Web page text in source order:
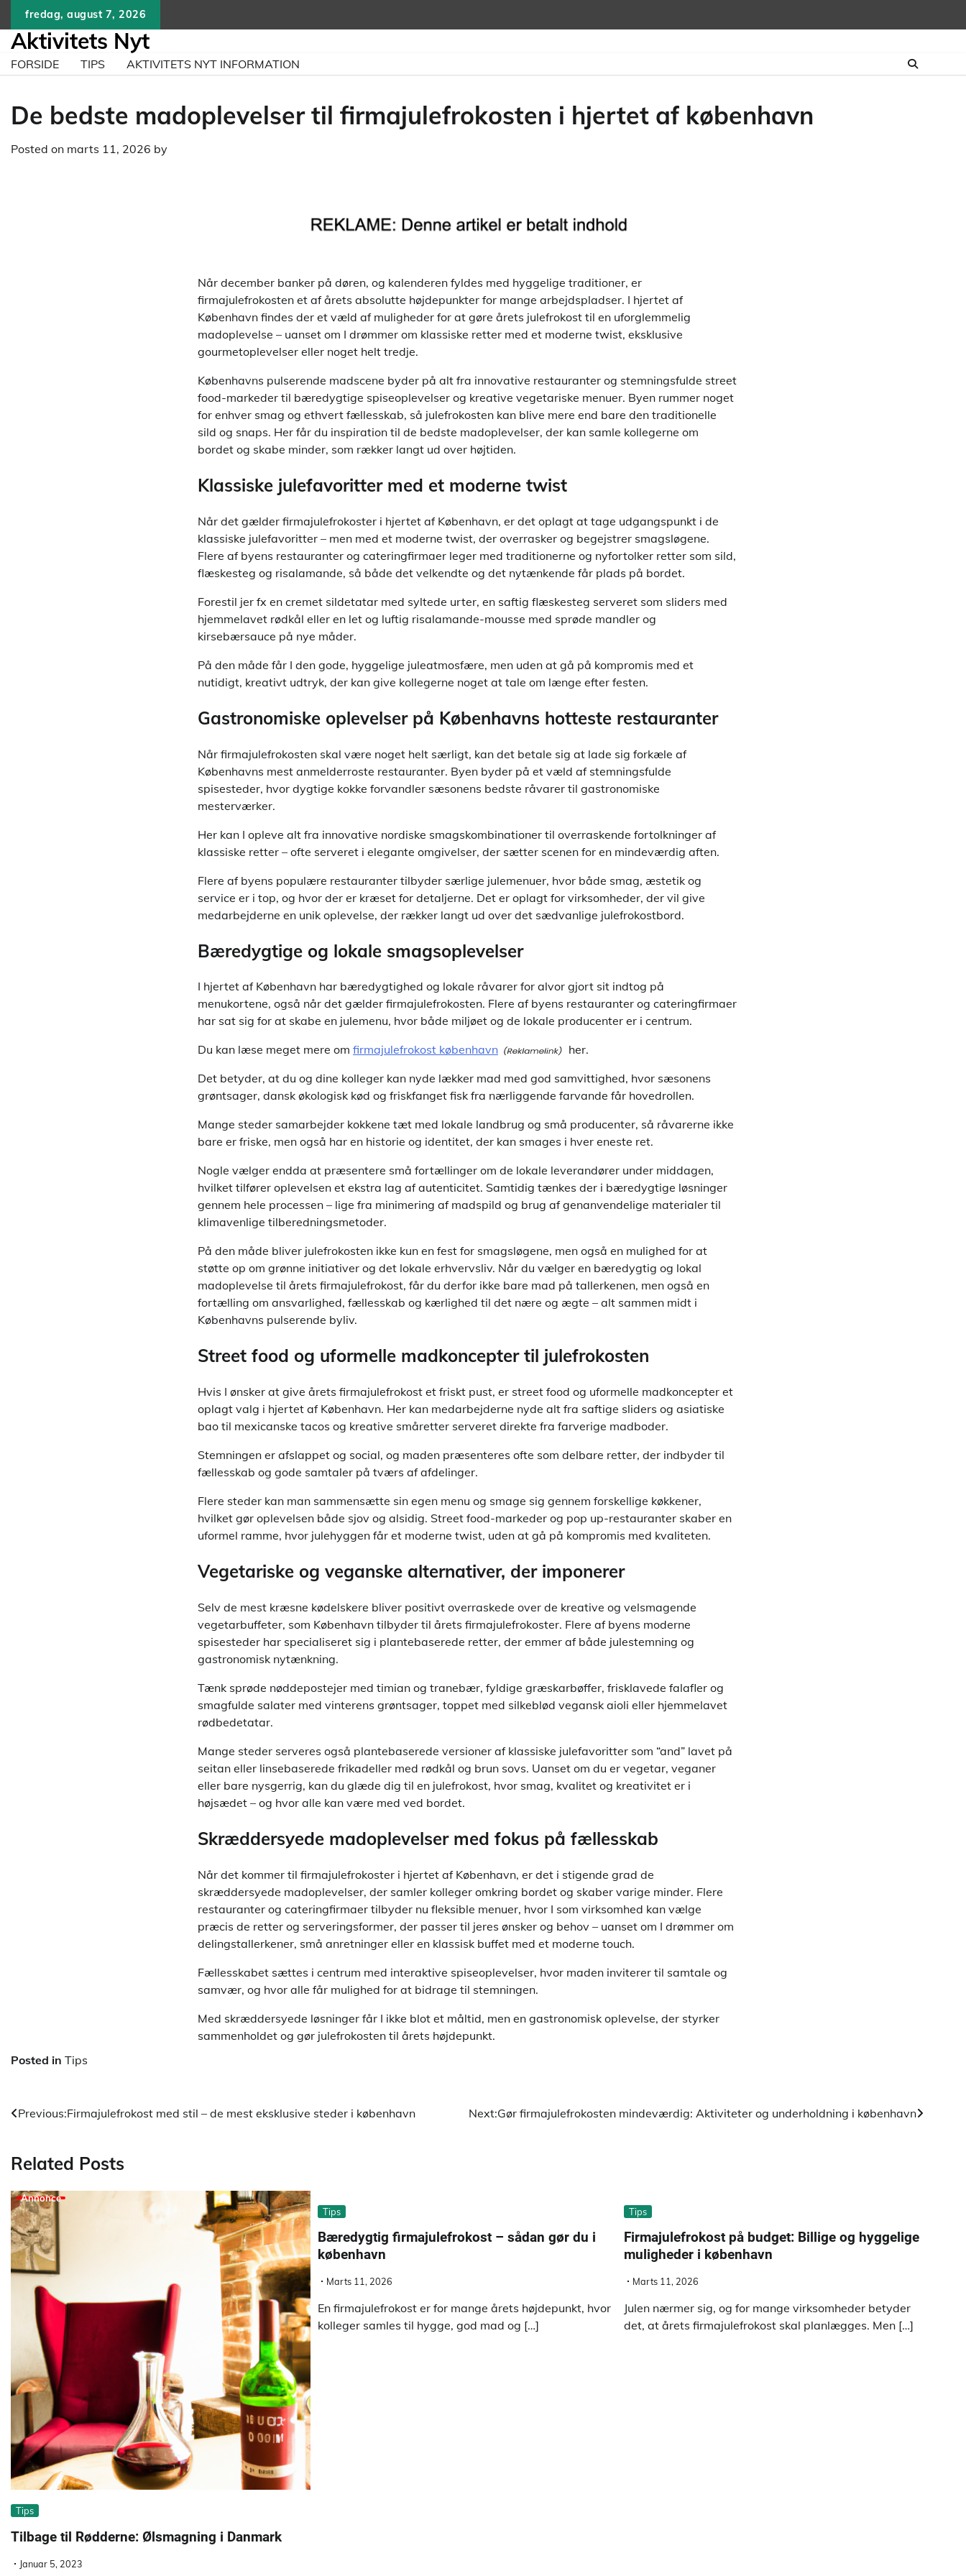
content
fredag, august 7, 2026
Aktivitets Nyt
FORSIDE TIPS AKTIVITETS NYT INFORMATION
De bedste madoplevelser til firmajulefrokosten i hjertet af københavn
Posted on marts 11, 2026 by
Når december banker på døren, og kalenderen fyldes med hyggelige traditioner, er
firmajulefrokosten et af årets absolutte højdepunkter for mange arbejdspladser. I hjertet af
København findes der et væld af muligheder for at gøre årets julefrokost til en uforglemmelig
madoplevelse – uanset om I drømmer om klassiske retter med et moderne twist, eksklusive
gourmetoplevelser eller noget helt tredje.
Københavns pulserende madscene byder på alt fra innovative restauranter og stemningsfulde street
food-markeder til bæredygtige spiseoplevelser og kreative vegetariske menuer. Byen rummer noget
for enhver smag og ethvert fællesskab, så julefrokosten kan blive mere end bare den traditionelle
sild og snaps. Her får du inspiration til de bedste madoplevelser, der kan samle kollegerne om
bordet og skabe minder, som rækker langt ud over højtiden.
Klassiske julefavoritter med et moderne twist
Når det gælder firmajulefrokoster i hjertet af København, er det oplagt at tage udgangspunkt i de
klassiske julefavoritter – men med et moderne twist, der overrasker og begejstrer smagsløgene.
Flere af byens restauranter og cateringfirmaer leger med traditionerne og nyfortolker retter som sild,
flæskesteg og risalamande, så både det velkendte og det nytænkende får plads på bordet.
Forestil jer fx en cremet sildetatar med syltede urter, en saftig flæskesteg serveret som sliders med
hjemmelavet rødkål eller en let og luftig risalamande-mousse med sprøde mandler og
kirsebærsauce på nye måder.
På den måde får I den gode, hyggelige juleatmosfære, men uden at gå på kompromis med et
nutidigt, kreativt udtryk, der kan give kollegerne noget at tale om længe efter festen.
Gastronomiske oplevelser på Københavns hotteste restauranter
Når firmajulefrokosten skal være noget helt særligt, kan det betale sig at lade sig forkæle af
Københavns mest anmelderroste restauranter. Byen byder på et væld af stemningsfulde
spisesteder, hvor dygtige kokke forvandler sæsonens bedste råvarer til gastronomiske
mesterværker.
Her kan I opleve alt fra innovative nordiske smagskombinationer til overraskende fortolkninger af
klassiske retter – ofte serveret i elegante omgivelser, der sætter scenen for en mindeværdig aften.
Flere af byens populære restauranter tilbyder særlige julemenuer, hvor både smag, æstetik og
service er i top, og hvor der er kræset for detaljerne. Det er oplagt for virksomheder, der vil give
medarbejderne en unik oplevelse, der rækker langt ud over det sædvanlige julefrokostbord.
Bæredygtige og lokale smagsoplevelser
I hjertet af København har bæredygtighed og lokale råvarer for alvor gjort sit indtog på
menukortene, også når det gælder firmajulefrokosten. Flere af byens restauranter og cateringfirmaer
har sat sig for at skabe en julemenu, hvor både miljøet og de lokale producenter er i centrum.
Du kan læse meget mere om firmajulefrokost københavn
her.
Det betyder, at du og dine kolleger kan nyde lækker mad med god samvittighed, hvor sæsonens
grøntsager, dansk økologisk kød og friskfanget fisk fra nærliggende farvande får hovedrollen.
Mange steder samarbejder kokkene tæt med lokale landbrug og små producenter, så råvarerne ikke
bare er friske, men også har en historie og identitet, der kan smages i hver eneste ret.
Nogle vælger endda at præsentere små fortællinger om de lokale leverandører under middagen,
hvilket tilfører oplevelsen et ekstra lag af autenticitet. Samtidig tænkes der i bæredygtige løsninger
gennem hele processen – lige fra minimering af madspild og brug af genanvendelige materialer til
klimavenlige tilberedningsmetoder.
På den måde bliver julefrokosten ikke kun en fest for smagsløgene, men også en mulighed for at
støtte op om grønne initiativer og det lokale erhvervsliv. Når du vælger en bæredygtig og lokal
madoplevelse til årets firmajulefrokost, får du derfor ikke bare mad på tallerkenen, men også en
fortælling om ansvarlighed, fællesskab og kærlighed til det nære og ægte – alt sammen midt i
Københavns pulserende byliv.
Street food og uformelle madkoncepter til julefrokosten
Hvis I ønsker at give årets firmajulefrokost et friskt pust, er street food og uformelle madkoncepter et
oplagt valg i hjertet af København. Her kan medarbejderne nyde alt fra saftige sliders og asiatiske
bao til mexicanske tacos og kreative småretter serveret direkte fra farverige madboder.
Stemningen er afslappet og social, og maden præsenteres ofte som delbare retter, der indbyder til
fællesskab og gode samtaler på tværs af afdelinger.
Flere steder kan man sammensætte sin egen menu og smage sig gennem forskellige køkkener,
hvilket gør oplevelsen både sjov og alsidig. Street food-markeder og pop up-restauranter skaber en
uformel ramme, hvor julehyggen får et moderne twist, uden at gå på kompromis med kvaliteten.
Vegetariske og veganske alternativer, der imponerer
Selv de mest kræsne kødelskere bliver positivt overraskede over de kreative og velsmagende
vegetarbuffeter, som København tilbyder til årets firmajulefrokoster. Flere af byens moderne
spisesteder har specialiseret sig i plantebaserede retter, der emmer af både julestemning og
gastronomisk nytænkning.
Tænk sprøde nøddepostejer med timian og tranebær, fyldige græskarbøffer, frisklavede falafler og
smagfulde salater med vinterens grøntsager, toppet med silkeblød vegansk aioli eller hjemmelavet
rødbedetatar.
Mange steder serveres også plantebaserede versioner af klassiske julefavoritter som “and” lavet på
seitan eller linsebaserede frikadeller med rødkål og brun sovs. Uanset om du er vegetar, veganer
eller bare nysgerrig, kan du glæde dig til en julefrokost, hvor smag, kvalitet og kreativitet er i
højsædet – og hvor alle kan være med ved bordet.
Skræddersyede madoplevelser med fokus på fællesskab
Når det kommer til firmajulefrokoster i hjertet af København, er det i stigende grad de
skræddersyede madoplevelser, der samler kolleger omkring bordet og skaber varige minder. Flere
restauranter og cateringfirmaer tilbyder nu fleksible menuer, hvor I som virksomhed kan vælge
præcis de retter og serveringsformer, der passer til jeres ønsker og behov – uanset om I drømmer om
delingstallerkener, små anretninger eller en klassisk buffet med et moderne touch.
Fællesskabet sættes i centrum med interaktive spiseoplevelser, hvor maden inviterer til samtale og
samvær, og hvor alle får mulighed for at bidrage til stemningen.
Med skræddersyede løsninger får I ikke blot et måltid, men en gastronomisk oplevelse, der styrker
sammenholdet og gør julefrokosten til årets højdepunkt.
Posted in Tips
Indlægsnavigation
Previous:Firmajulefrokost med stil – de mest eksklusive steder i københavn Next:Gør firmajulefrokosten mindeværdig: Aktiviteter og underholdning i københavn
Related Posts
Annonce
Tips
Tilbage til Rødderne: Ølsmagning i Danmark
Januar 5, 2023
Tips
Bæredygtig firmajulefrokost – sådan gør du i
københavn
Marts 11, 2026
En firmajulefrokost er for mange årets højdepunkt, hvor
kolleger samles til hygge, god mad og […]
Tips
Firmajulefrokost på budget: Billige og hyggelige
muligheder i københavn
Marts 11, 2026
Julen nærmer sig, og for mange virksomheder betyder
det, at årets firmajulefrokost skal planlægges. Men […]